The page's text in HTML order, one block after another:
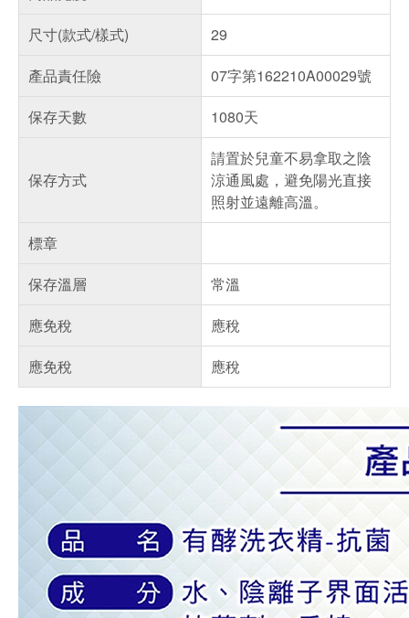
尺寸(款式/樣式)
29
產品責任險
07字第162210A00029號
保存天數
1080天
保存方式
請置於兒童不易拿取之陰
涼通風處，避免陽光直接
照射並遠離高溫。
標章
保存溫層
常溫
應免稅
應稅
應免稅
應稅